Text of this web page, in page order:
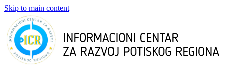
Skip to main content